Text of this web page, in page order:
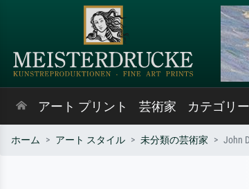
アート プリント 芸術家 カテゴリー
ホーム アート スタイル 未分類の芸術家 John